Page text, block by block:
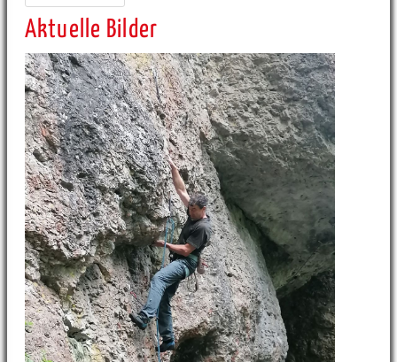
Aktuelle Bilder